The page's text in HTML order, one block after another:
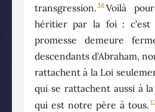
transgression. 16 Voilà
héritier par la foi :
promesse demeure
descendants d’Abraham,
rattachent à la Loi
qui se rattachent aussi à la
qui est notre père à tous.